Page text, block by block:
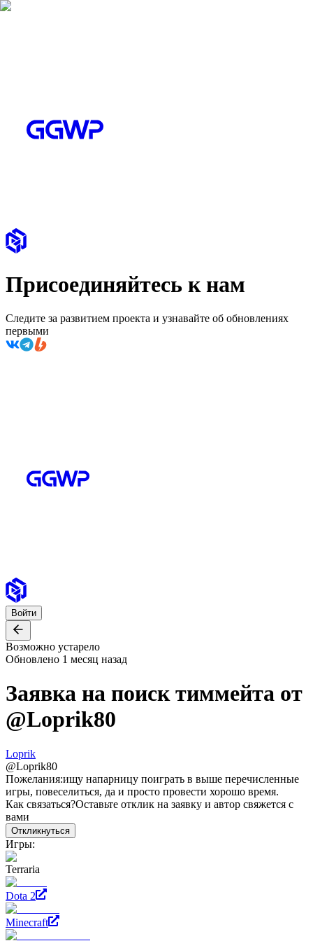
Присоединяйтесь к нам
Следите за развитием проекта и узнавайте об обновлениях
первыми
Войти
Возможно устарело
Обновлено 1 месяц назад
Заявка на поиск тиммейта от
@Loprik80
Loprik
@Loprik80
Пожелания:ищу напарницу поиграть в выше перечисленные
игры, повеселиться, да и просто провести хорошо время.
Как связаться?Оставьте отклик на заявку и автор свяжется с
вами
Откликнуться
Игры:
Terraria
Dota 2
Minecraft